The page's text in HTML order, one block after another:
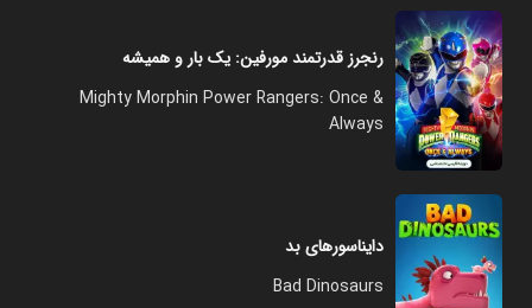
رنجرز قدرتمند مورفین: یک بار و همیشه
Mighty Morphin Power Rangers: Once &
Always
دایناسورهای بد
Bad Dinosaurs